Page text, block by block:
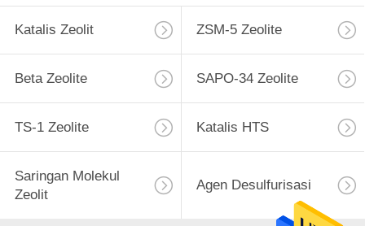
Katalis Zeolit ZSM-5 Zeolite
Beta Zeolite SAPO-34 Zeolite
TS-1 Zeolite Katalis HTS
Saringan Molekul
Zeolit
Agen Desulfurisasi